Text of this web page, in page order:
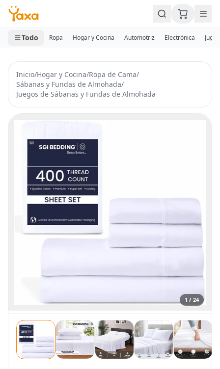
MINI CARRITO
0 productos
Todo Ropa Hogar y Cocina Automotriz Electrónica
Inicio/Hogar y Cocina/Ropa de Cama/
Sábanas y Fundas de Almohada/
Juegos de Sábanas y Fundas de Almohada
1 / 24